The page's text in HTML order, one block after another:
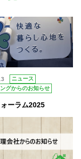
ニュース
グからのお知らせ
ーラム2025